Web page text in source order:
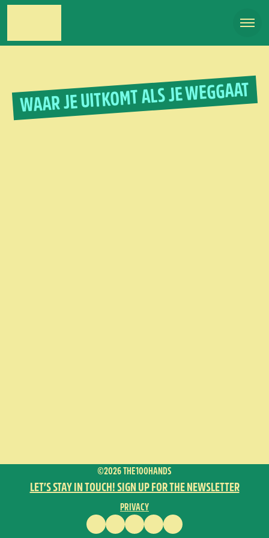
WAAR JE UITKOMT ALS JE WEGGAAT
©2026 THE100HANDS
LET’S STAY IN TOUCH! SIGN UP FOR THE NEWSLETTER
PRIVACY
FACEBOOKINSTAGRAM
VIMEOYOUTUBEENGLISH